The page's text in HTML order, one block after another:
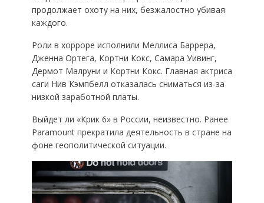
продолжает охоту на них, безжалостно убивая
каждого.
Роли в хорроре исполнили Меллиса Баррера,
Дженна Ортега, Кортни Кокс, Самара Уивинг,
Дермот Малруни и Кортни Кокс. Главная актриса
саги Нив Кэмпбелл отказалась сниматься из-за
низкой заработной платы.
Выйдет ли «Крик 6» в России, неизвестно. Ранее
Paramount прекратила деятельность в стране на
фоне геополитической ситуации.